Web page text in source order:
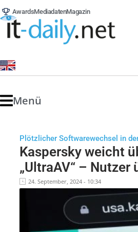
AwardsMediadatenMagazin
Menü
Plötzlicher Softwarewechsel in
Kaspersky weicht
„UltraAV“ – Nutzer
24. September, 2024 - 10:34